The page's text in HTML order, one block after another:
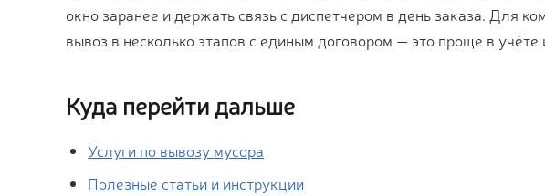
окно заранее и держать связь с диспетчером в день заказа. Для
вывоз в несколько этапов с единым договором — это проще в учёте
Куда перейти дальше
Услуги по вывозу мусора
Полезные статьи и инструкции